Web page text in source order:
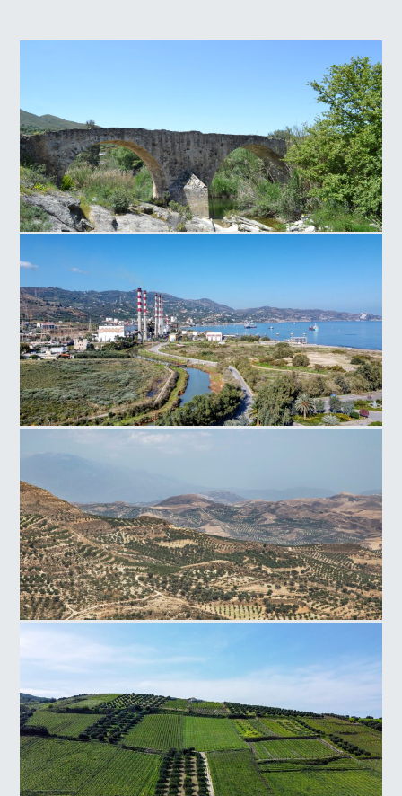
Γέφυρα Παλιοκάμαρα
Σταθμός παραγωγής ενέργειας Λινοπεράματα
Πεδιάδα Φαιστού